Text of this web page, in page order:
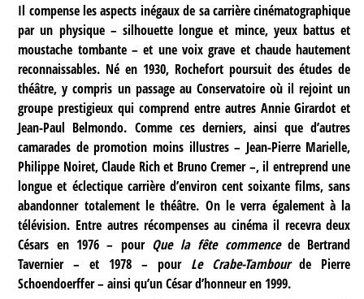
Il compense les aspects inégaux de sa carrière cinématographique
par un physique – silhouette longue et mince, yeux battus et
moustache tombante – et une voix grave et chaude hautement
reconnaissables. Né en 1930, Rochefort poursuit des études de
théâtre, y compris un passage au Conservatoire où il rejoint un
groupe prestigieux qui comprend entre autres Annie Girardot et
Jean-Paul Belmondo. Comme ces derniers, ainsi que d’autres
camarades de promotion moins illustres – Jean-Pierre Marielle,
Philippe Noiret, Claude Rich et Bruno Cremer –, il entreprend une
longue et éclectique carrière d’environ cent soixante films, sans
abandonner totalement le théâtre. On le verra également à la
télévision. Entre autres récompenses au cinéma il recevra deux
Césars en 1976 – pour Que la fête commencede Bertrand
Tavernier – et 1978 – pour Le Crabe-Tambourde Pierre
Schoendoerffer – ainsi qu’un César d’honneur en 1999.